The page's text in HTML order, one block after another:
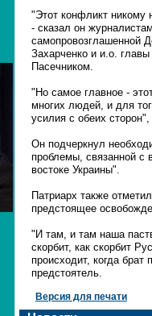
"Этот конфликт никому
- сказал он
самопровозглашенной
Захарченко и и.о.
Пасечником.
"Но самое главное -
многих людей, и для
усилия с обеих
Он подчеркнул
проблемы, связанной с
востоке Украины".
Патриарх также
предстоящее
"И там, и там наша
скорбит, как скорбит
происходит, когда брат
предстоятель.
Версия для печати